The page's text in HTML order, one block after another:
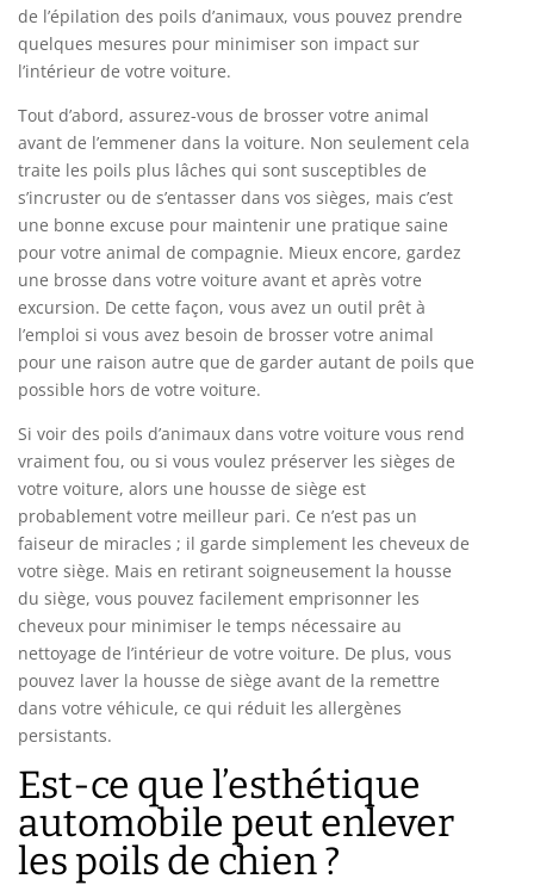
de l’épilation des poils d’animaux, vous pouvez prendre
quelques mesures pour minimiser son impact sur
l’intérieur de votre voiture.
Tout d’abord, assurez-vous de brosser votre animal
avant de l’emmener dans la voiture. Non seulement cela
traite les poils plus lâches qui sont susceptibles de
s’incruster ou de s’entasser dans vos sièges, mais c’est
une bonne excuse pour maintenir une pratique saine
pour votre animal de compagnie. Mieux encore, gardez
une brosse dans votre voiture avant et après votre
excursion. De cette façon, vous avez un outil prêt à
l’emploi si vous avez besoin de brosser votre animal
pour une raison autre que de garder autant de poils que
possible hors de votre voiture.
Si voir des poils d’animaux dans votre voiture vous rend
vraiment fou, ou si vous voulez préserver les sièges de
votre voiture, alors une housse de siège est
probablement votre meilleur pari. Ce n’est pas un
faiseur de miracles ; il garde simplement les cheveux de
votre siège. Mais en retirant soigneusement la housse
du siège, vous pouvez facilement emprisonner les
cheveux pour minimiser le temps nécessaire au
nettoyage de l’intérieur de votre voiture. De plus, vous
pouvez laver la housse de siège avant de la remettre
dans votre véhicule, ce qui réduit les allergènes
persistants.
Est-ce que l’esthétique
automobile peut enlever
les poils de chien ?